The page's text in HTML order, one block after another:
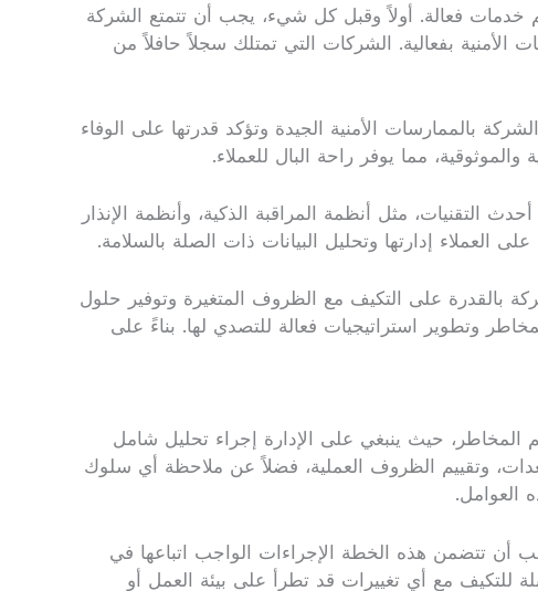
فعالة. أولاً وقبل كل شيء، يجب أن تتمتع الشركة
بفعالية. الشركات التي تمتلك سجلاً حافلاً من
بالممارسات الأمنية الجيدة وتؤكد قدرتها على الوفاء
مما يوفر راحة البال للعملاء.
التقنيات، مثل أنظمة المراقبة الذكية، وأنظمة الإنذار
إدارتها وتحليل البيانات ذات الصلة بالسلامة.
بالقدرة على التكيف مع الظروف المتغيرة وتوفير حلول
وتطوير استراتيجيات فعالة للتصدي لها. بناءً على
المخاطر، حيث ينبغي على الإدارة إجراء تحليل شامل
وتقييم الظروف العملية، فضلاً عن ملاحظة أي سلوك
العوامل.
أن تتضمن هذه الخطة الإجراءات الواجب اتباعها في
للتكيف مع أي تغييرات قد تطرأ على بيئة العمل أو